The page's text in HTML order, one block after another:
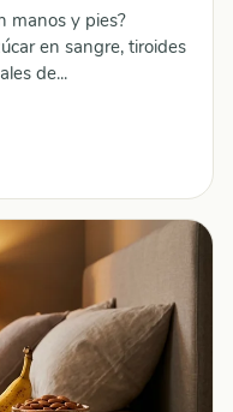
manos y pies?
en sangre, tiroides
de...